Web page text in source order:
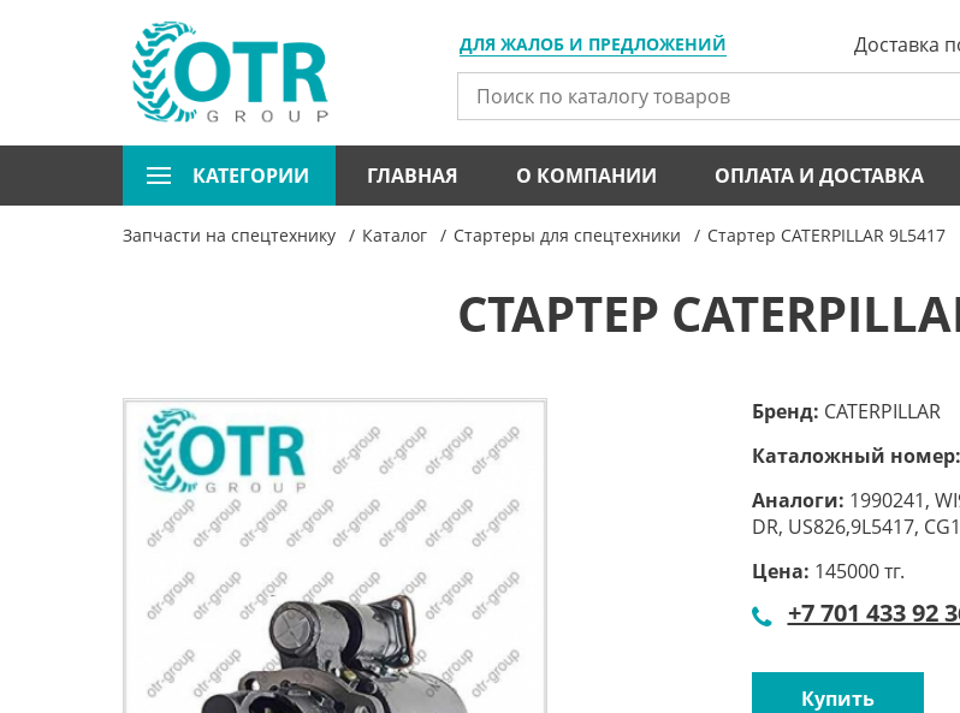
ДЛЯ ЖАЛОБ И ПРЕДЛОЖЕНИЙ Доставка
КАТЕГОРИИ ГЛАВНАЯ О КОМПАНИИ ОПЛАТА И ДОСТАВКА
Запчасти на спецтехнику Каталог Стартеры для спецтехники Стартер CATERPILLAR 9L5417
СТАРТЕР
Бренд: CATERPILLAR
Каталожный номер:
Аналоги: 1990241,
DR, US826,9L5417,
Цена: 145000 тг.
+7 701 433 92
Купить